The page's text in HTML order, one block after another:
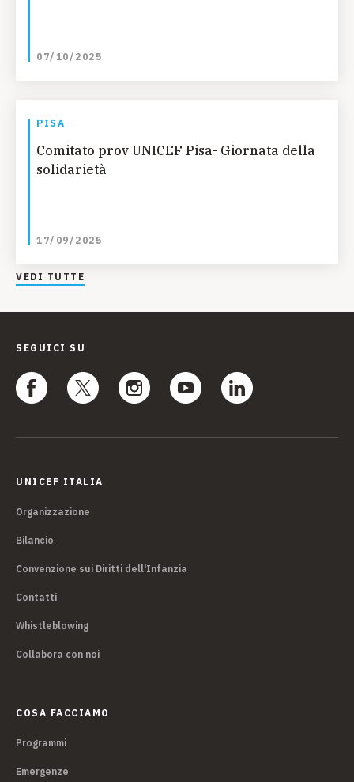
07/10/2025
PISA
Comitato prov UNICEF Pisa- Giornata della
solidarietà
17/09/2025
VEDI TUTTE
SEGUICI SU
UNICEF ITALIA
Organizzazione
Bilancio
Convenzione sui Diritti dell'Infanzia
Contatti
Whistleblowing
Collabora con noi
COSA FACCIAMO
Programmi
Emergenze